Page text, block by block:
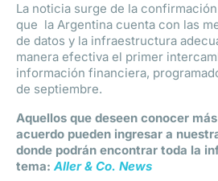
La noticia surge de la
que la Argentina cuenta con las
de datos y la infraestructura
manera efectiva el primer
información financiera,
de septiembre.
Aquellos que deseen conocer
acuerdo pueden ingresar a
donde podrán encontrar toda la
tema: Aller & Co. News